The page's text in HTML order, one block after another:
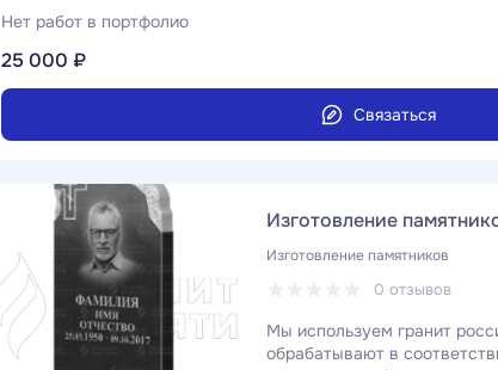
Нет работ в портфолио
25 000 ₽
Связаться
Изготовление
Изготовление памятников
0 отзывов
Мы используем гранит
обрабатывают в